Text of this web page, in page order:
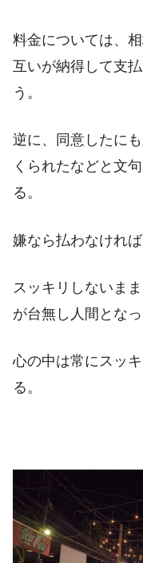
料金については、
互いが納得して支
う。
逆に、同意したに
くられたなどと文
る。
嫌なら払わなければ
スッキリしないま
が台無し人間となっ
心の中は常にスッ
る。